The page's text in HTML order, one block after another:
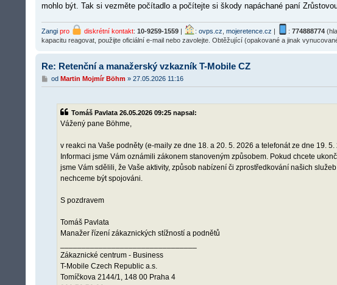
mohlo být. Tak si vezměte počítadlo a počítejte si škody napáchané paní
Zangi pro diskrétní kontakt: 10-9259-1559 : ovps.cz mojeretence.cz : 774888774
kapacitu reagovat, použijte oficiální e-mail nebo zavolejte. Obtěžující (opakované a jinak
Re: Retenční a manažerský vzkazník T-Mobile CZ
P
ř
od Martin Mojmír Böhm » 27.05.2026 11:16
Tomáš Pavlata 26.05.2026 09:25 napsal:
Vážený pane Böhme,
v reakci na Vaše podněty (e-maily ze dne 18. a 20. 5. 2026 a telefonát ze dne 19.
Informaci jsme Vám oznámili zákonem stanoveným způsobem. Pokud chcete
jsme Vám sdělili, že Vaše aktivity, způsob nabízení či zprostředkování našich
nechceme být spojováni.
S pozdravem
Tomáš Pavlata
Manažer řízení zákaznických stížností a podnětů
Zákaznické centrum - Business
T-Mobile Czech Republic a.s.
Tomíčkova 2144/1, 148 00 Praha 4